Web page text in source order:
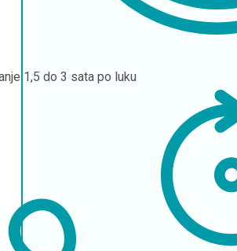
1,5 do 3 sata po luku